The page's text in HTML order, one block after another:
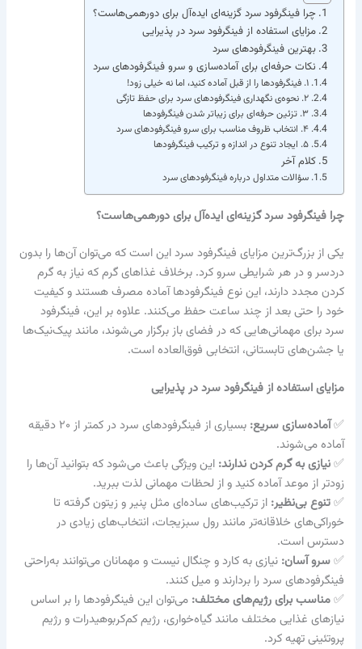
چرا فینگرفود سرد گزینه‌ای ایده‌آل برای دورهمی‌هاست؟
مزایای استفاده از فینگرفود سرد در پذیرایی
بهترین فینگرفودهای سرد
نکات حرفه‌ای برای آماده‌سازی و سرو فینگرفودهای سرد
۱. فینگرفودها را از قبل آماده کنید، اما نه خیلی زود!
۲. نحوه‌ی نگهداری فینگرفودهای سرد برای حفظ تازگی
۳. تزئین حرفه‌ای برای زیباتر شدن فینگرفودها
۴. انتخاب ظروف مناسب برای سرو فینگرفودهای سرد
۵. ایجاد تنوع در اندازه و ترکیب فینگرفودها
کلام آخر
سؤالات متداول درباره فینگرفودهای سرد
چرا فینگرفود سرد گزینه‌ای ایده‌آل برای دورهمی‌هاست؟
یکی از بزرگ‌ترین مزایای فینگرفود سرد این است که می‌توان آن‌ها را بدون
دردسر و در هر شرایطی سرو کرد. برخلاف غذاهای گرم که نیاز به گرم
کردن مجدد دارند، این نوع فینگرفودها آماده مصرف هستند و کیفیت
خود را حتی بعد از چند ساعت حفظ می‌کنند. علاوه بر این، فینگرفود
سرد برای مهمانی‌هایی که در فضای باز برگزار می‌شوند، مانند پیک‌نیک‌ها
یا جشن‌های تابستانی، انتخابی فوق‌العاده است.
مزایای استفاده از فینگرفود سرد در پذیرایی
✅آماده‌سازی سریع:
بسیاری از فینگرفودهای سرد در کمتر از ۲۰ دقیقه
آماده می‌شوند.
✅نیازی به گرم کردن ندارند: این ویژگی باعث می‌شود که بتوانید آن‌ها را
زودتر از موعد آماده کنید و از لحظات مهمانی لذت ببرید.
✅تنوع بی‌نظیر: از ترکیب‌های ساده‌ای مثل پنیر و زیتون گرفته تا
خوراکی‌های خلاقانه‌تر مانند رول سبزیجات، انتخاب‌های زیادی در
دسترس است.
✅سرو آسان: نیازی به کارد و چنگال نیست و مهمانان می‌توانند به‌راحتی
فینگرفودهای سرد را بردارند و میل کنند.
✅مناسب برای رژیم‌های مختلف: می‌توان این فینگرفودها را بر اساس
نیازهای غذایی مختلف مانند گیاه‌خواری، رژیم کم‌کربوهیدرات و رژیم
پروتئینی تهیه کرد.